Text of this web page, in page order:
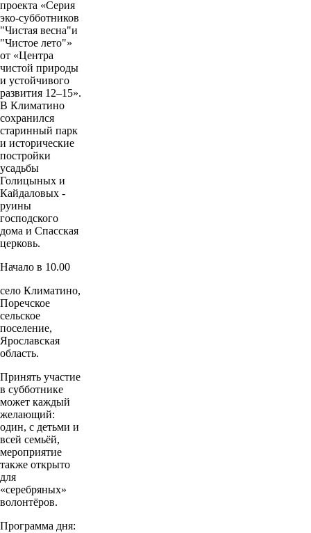
проекта «Серия
эко‑субботников
"Чистая весна"и
"Чистое лето"»
от «Центра
чистой природы
и устойчивого
развития 12–15».
В Климатино
сохранился
старинный парк
и исторические
постройки
усадьбы
Голицыных и
Кайдаловых -
руины
господского
дома и Спасская
церковь.
Начало в 10.00
село Климатино,
Поречское
сельское
поселение,
Ярославская
область.
Принять участие
в субботнике
может каждый
желающий:
один, с детьми и
всей семьёй,
мероприятие
также открыто
для
«серебряных»
волонтёров.
Программа дня: